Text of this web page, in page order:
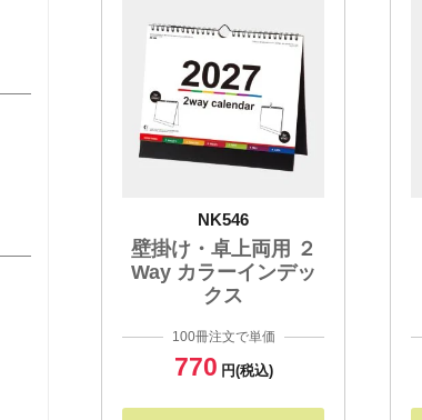
NK546
壁掛け・卓上両用 ２
Way カラーインデッ
クス
100冊注文で単価
770 円(税込)